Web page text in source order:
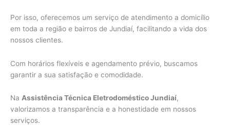
Por isso, oferecemos um serviço de atendimento a domicílio
em toda a região e bairros de Jundiaí, facilitando a vida dos
nossos clientes.
Com horários flexíveis e agendamento prévio, buscamos
garantir a sua satisfação e comodidade.
Na Assistência Técnica Eletrodoméstico Jundiaí,
valorizamos a transparência e a honestidade em nossos
serviços.